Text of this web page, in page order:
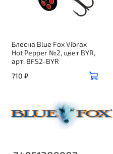
Блесна Blue Fox Vibrax
Hot Pepper №2, цвет BYR,
арт. BFS2-BYR
710 ₽